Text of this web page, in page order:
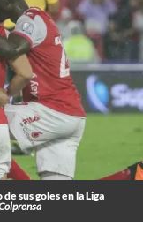
sus goles en la Liga